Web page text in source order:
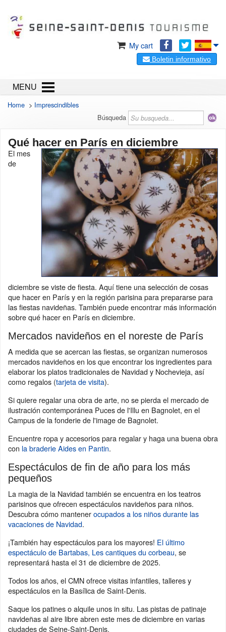
My cart
Boletin informativo
MENU
Home > Imprescindibles
Búsqueda
Qué hacer en París en diciembre
El mes
de
diciembre se viste de fiesta. Aquí tiene una selección de cosas
que hacer en París y en la región parisina para prepararse para
las fiestas navideñas. También puede encontrar más información
sobre qué hacer en París en diciembre.
Mercados navideños en el noreste de París
A medida que se acercan las fiestas, se organizan numerosos
mercados navideños en los que encontrar los ingredientes para
elaborar los platos tradicionales de Navidad y Nochevieja, así
como regalos (tarjeta de visita).
Si quiere regalar una obra de arte, no se pierda el mercado de
ilustración contemporánea Puces de l'Illu en Bagnolet, en el
Campus de la fonderie de l'image de Bagnolet.
Encuentre ropa y accesorios para regalar y haga una buena obra
con la braderie Aides en Pantin.
Espectáculos de fin de año para los más
pequeños
La magia de la Navidad también se encuentra en los teatros
parisinos que ofrecen espectáculos navideños para niños.
Descubra cómo mantenerocupados a los niños durante las
vacaciones de Navidad.
¡También hay espectáculos para los mayores! El último
espectáculo de Bartabas, Les cantiques du corbeau, se
representará hasta el 31 de diciembre de 2025.
Todos los años, el CMN ofrece visitas infantiles, talleres y
espectáculos en la Basílica de Saint-Denis.
Saque los patines o alquile unos in situ. Las pistas de patinaje
navideñas al aire libre abren este mes de diciembre en varias
ciudades de Seine-Saint-Denis.